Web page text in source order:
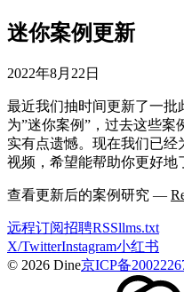
迷你案例更新
2022年8月22日
最近我们抽时间更新了一
为”迷你案例”，过去这些
实有点遗憾。现在我们已
视频，希望能帮助你更好地
查看更新后的案例研究 —
远程订阅招聘RSSllms.txt
X/TwitterInstagram小红书
© 2026 Dine京ICP备